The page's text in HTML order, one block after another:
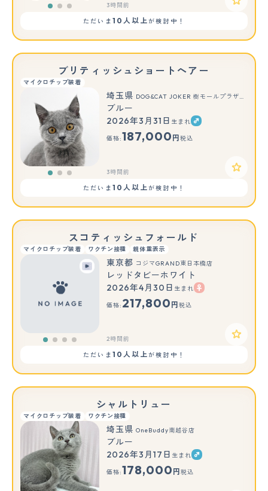
3時間前
ただいま 10人以上が検討中！
ブリティッシュショートヘアー
マイクロチップ装着
もっと見る
埼玉県
ブルー
2026年3月31日 生まれ
価格:187,000 円税込
3時間前
ただいま 10人以上が検討中！
スコティッシュフォールド
マイクロチップ装着 ワクチン接種 親体重表示
東京都 コジマGRAND東日本橋店
レッドタビーホワイト
2026年4月30日 生まれ
価格: 217,800 円税込
2時間前
ただいま 10人以上が検討中！
シャルトリュー
マイクロチップ装着 ワクチン接種
埼玉県 OneBuddy南越谷店
ブルー
2026年3月17日 生まれ
価格:178,000 円税込